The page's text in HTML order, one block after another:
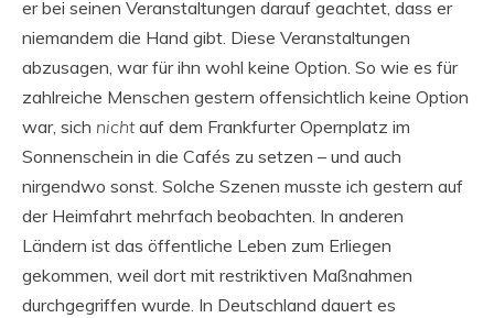
er bei seinen Veranstaltungen darauf geachtet, dass er
niemandem die Hand gibt. Diese Veranstaltungen
abzusagen, war für ihn wohl keine Option. So wie es für
zahlreiche Menschen gestern offensichtlich keine Option
war, sich nichtauf dem Frankfurter Opernplatz im
Sonnenschein in die Cafés zu setzen – und auch
nirgendwo sonst. Solche Szenen musste ich gestern auf
der Heimfahrt mehrfach beobachten. In anderen
Ländern ist das öffentliche Leben zum Erliegen
gekommen, weil dort mit restriktiven Maßnahmen
durchgegriffen wurde. In Deutschland dauert es